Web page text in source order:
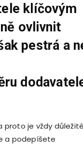
klíčovým
ovlivnit
pestrá a
proto je vždy
a podepíšete